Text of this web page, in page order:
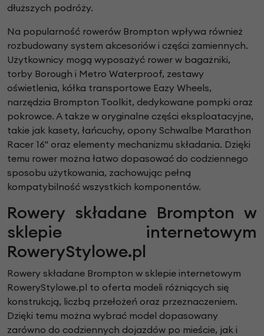
dłuższych podróży.
Na popularność rowerów Brompton wpływa również
rozbudowany system akcesoriów i części zamiennych.
Użytkownicy mogą wyposażyć rower w bagażniki,
torby Borough i Metro Waterproof, zestawy
oświetlenia, kółka transportowe Eazy Wheels,
narzędzia Brompton Toolkit, dedykowane pompki oraz
pokrowce. A także w oryginalne części eksploatacyjne,
takie jak kasety, łańcuchy, opony Schwalbe Marathon
Racer 16" oraz elementy mechanizmu składania. Dzięki
temu rower można łatwo dopasować do codziennego
sposobu użytkowania, zachowując pełną
kompatybilność wszystkich komponentów.
Rowery składane Brompton w
sklepie internetowym
RoweryStylowe.pl
Rowery składane Brompton w sklepie internetowym
RoweryStylowe.pl to oferta modeli różniących się
konstrukcją, liczbą przełożeń oraz przeznaczeniem.
Dzięki temu można wybrać model dopasowany
zarówno do codziennych dojazdów po mieście, jak i